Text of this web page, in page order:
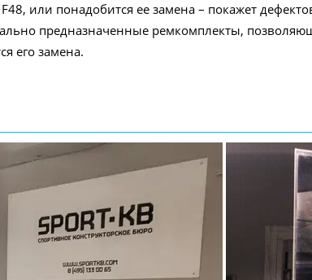
или понадобится ее замена – покажет
предназначенные ремкомплекты,
его замена.